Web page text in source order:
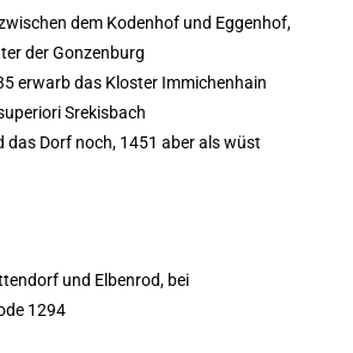
dem Kodenhof und Eggenhof,
der Gonzenburg
erwarb das Kloster Immichenhain
Srekisbach
das Dorf noch, 1451 aber als wüst
und Elbenrod, bei
1294